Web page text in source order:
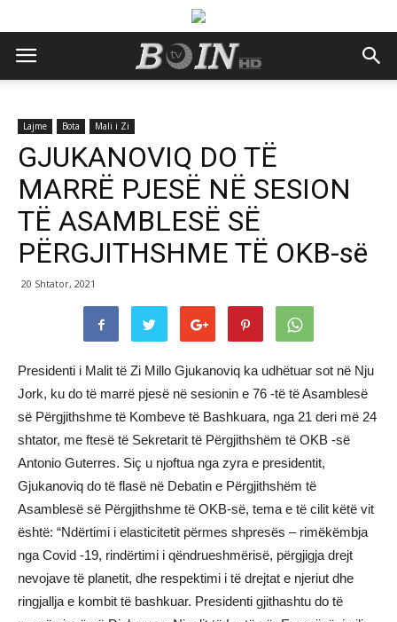
Lajme Bota Mali i Zi
GJUKANOVIQ DO TË
MARRË PJESË NË SESION
TË ASAMBLESË SË
PËRGJITHSHME TË OKB-së
20 Shtator, 2021
Presidenti i Malit të Zi Millo Gjukanoviq ka udhëtuar sot në Nju
Jork, ku do të marrë pjesë në sesionin e 76 -të të Asamblesë
së Përgjithshme të Kombeve të Bashkuara, nga 21 deri më 24
shtator, me ftesë të Sekretarit të Përgjithshëm të OKB -së
Antonio Guterres. Siç u njoftua nga zyra e presidentit,
Gjukanoviq do të flasë në Debatin e Përgjithshëm të
Asamblesë së Përgjithshme të OKB-së, tema e të cilit këtë vit
është: “Ndërtimi i elasticitetit përmes shpresës – rimëkëmbja
nga Covid -19, rindërtimi i qëndrueshmërisë, përgjigja drejt
nevojave të planetit, dhe respektimi i të drejtat e njeriut dhe
ringjallja e kombit të bashkuar. Presidenti gjithashtu do të